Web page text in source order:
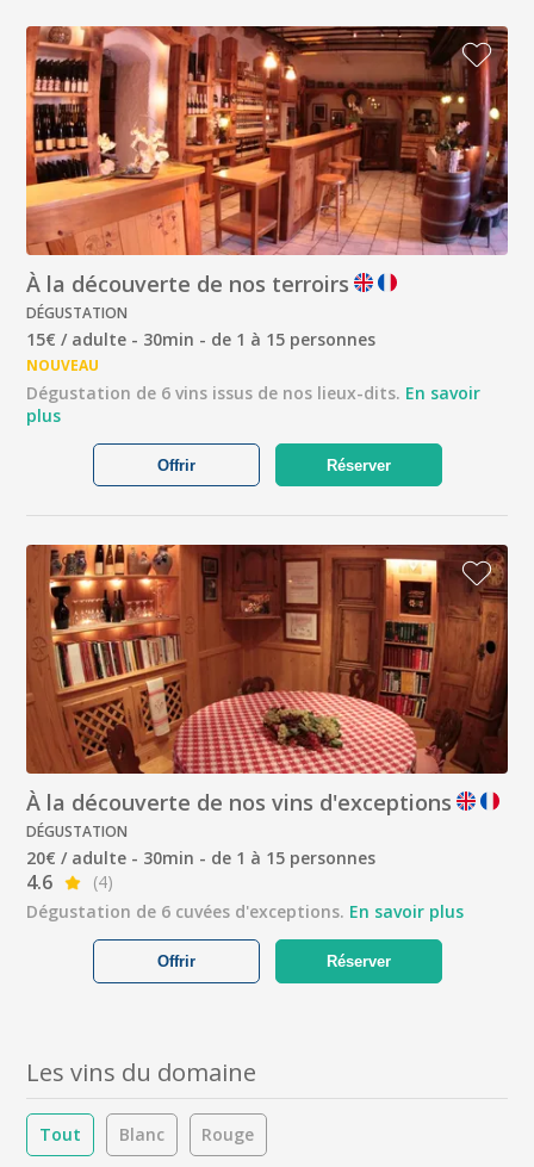
À la découverte de nos terroirs
DÉGUSTATION
15€ / adulte - 30min - de 1 à 15 personnes
NOUVEAU
Dégustation de 6 vins issus de nos lieux-dits. En savoir
plus
Réserver
Offrir
À la découverte de nos vins d'exceptions
DÉGUSTATION
20€ / adulte - 30min - de 1 à 15 personnes
4.6
(4)
Dégustation de 6 cuvées d'exceptions. En savoir plus
Réserver
Offrir
Les vins du domaine
Tout Blanc Rouge